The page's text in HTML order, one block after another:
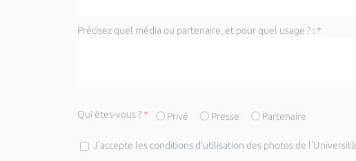
Précisez quel média ou partenaire, et pour quel usage ? :*
Qui êtes-vous ?* Privé Presse Partenaire
J’accepte les conditions d’utilisation des photos de l'Università